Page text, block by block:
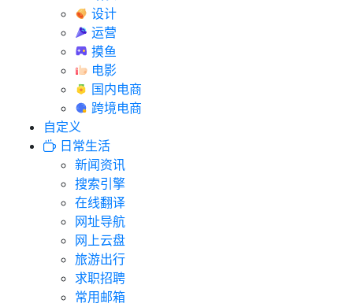
设计
运营
摸鱼
电影
国内电商
跨境电商
自定义
日常生活
新闻资讯
搜索引擎
在线翻译
网址导航
网上云盘
旅游出行
求职招聘
常用邮箱